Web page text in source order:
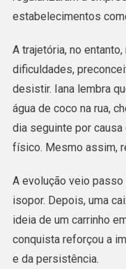
estabelecimentos
A trajetória, no
dificuldades,
desistir. Iana lembra
água de coco na rua,
dia seguinte por
físico. Mesmo assim,
A evolução veio passo
isopor. Depois, uma
ideia de um carrinho
conquista reforçou a
e da persistência.